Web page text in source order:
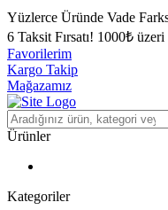
Yüzlerce Üründe Vade
6 Taksit Fırsatı! 1000₺ üzeri
Favorilerim
Kargo Takip
Mağazamız
Ürünler
Kategoriler